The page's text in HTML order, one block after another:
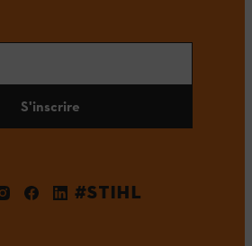
S'inscrire
#STIHL